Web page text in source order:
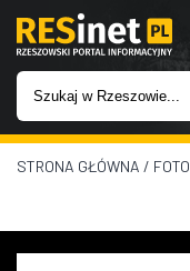
WIADOMOŚCI
INWESTYCJE
STRONA GŁÓWNA / FOTO